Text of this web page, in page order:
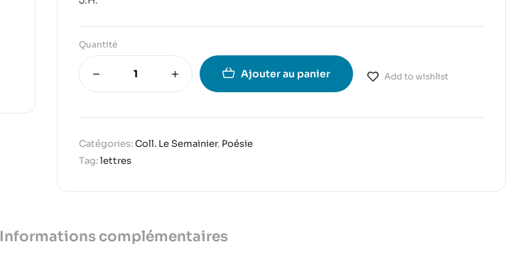
Quantité
Ajouter au panier Add to wishlist
Catégories:Coll. Le Semainier, Poésie
Tag:lettres
Informations complémentaires